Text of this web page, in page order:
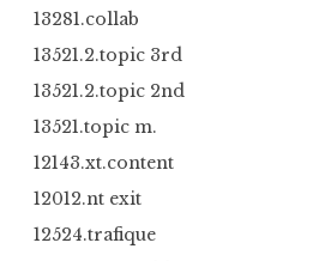
13281.collab
13521.2.topic 3rd
13521.2.topic 2nd
13521.topic m.
12143.xt.content
12012.nt exit
12524.trafique